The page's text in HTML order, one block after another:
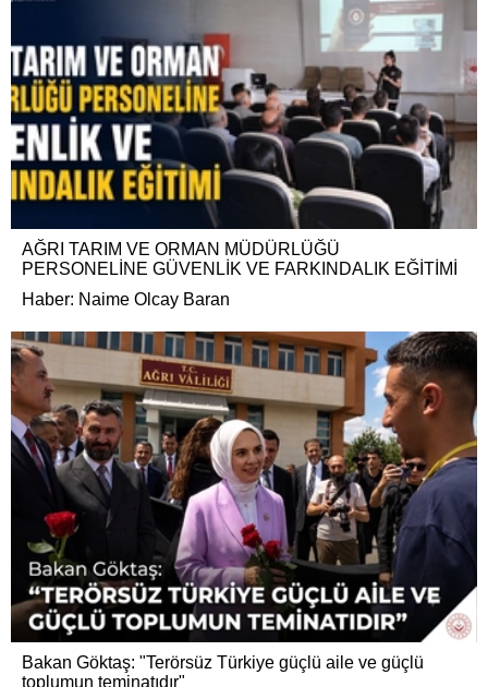
AĞRI TARIM VE ORMAN MÜDÜRLÜĞÜ
PERSONELİNE GÜVENLİK VE FARKINDALIK EĞİTİMİ
Haber: Naime Olcay Baran
Bakan Göktaş: "Terörsüz Türkiye güçlü aile ve güçlü
toplumun teminatıdır"